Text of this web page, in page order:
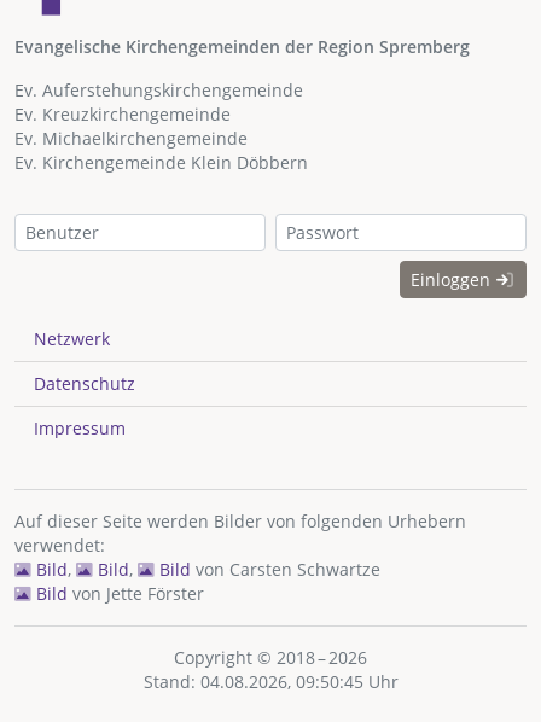
Evangelische Kirchengemeinden der Region Spremberg
Ev. Auferstehungskirchengemeinde
Ev. Kreuzkirchengemeinde
Ev. Michaelkirchengemeinde
Ev. Kirchengemeinde Klein Döbbern
Einloggen
Netzwerk
Datenschutz
Impressum
Auf dieser Seite werden Bilder von folgenden Urhebern
verwendet:
Bild, Bild, Bild von Carsten Schwartze
Bild von Jette Förster
Copyright © 2018 – 2026
Stand: 04.08.2026, 09:50:45 Uhr